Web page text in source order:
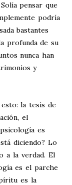
pensar que
podría
bastantes
profunda de su
nunca han
y
la tesis de
el
es
diciendo? Lo
a la verdad. El
es el parche
es la